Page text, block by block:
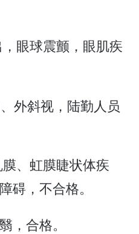
眼球震颤，眼肌疾
外斜视，陆勤人员
、虹膜睫状体疾
碍，不合格。
，合格。